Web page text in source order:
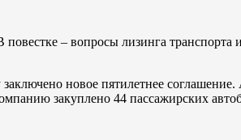
– вопросы лизинга транспорта
новое пятилетнее
закуплено 44 пассажирских